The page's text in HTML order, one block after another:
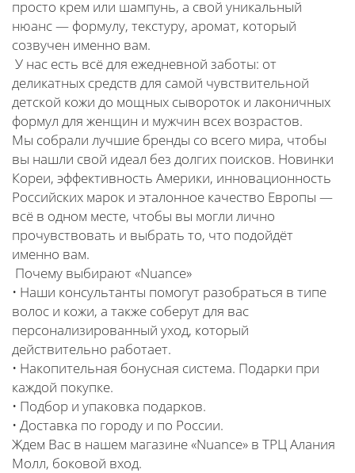
просто крем или шампунь, а свой уникальный
нюанс — формулу, текстуру, аромат, который
созвучен именно вам.
У нас есть всё для ежедневной заботы: от
деликатных средств для самой чувствительной
детской кожи до мощных сывороток и лаконичных
формул для женщин и мужчин всех возрастов.
Мы собрали лучшие бренды со всего мира, чтобы
вы нашли свой идеал без долгих поисков. Новинки
Кореи, эффективность Америки, инновационность
Российских марок и эталонное качество Европы —
всё в одном месте, чтобы вы могли лично
прочувствовать и выбрать то, что подойдёт
именно вам.
Почему выбирают «Nuance»
• Наши консультанты помогут разобраться в типе
волос и кожи, а также соберут для вас
персонализированный уход, который
действительно работает.
• Накопительная бонусная система. Подарки при
каждой покупке.
• Подбор и упаковка подарков.
• Доставка по городу и по России.
Ждем Вас в нашем магазине «Nuance» в ТРЦ Алания
Молл, боковой вход.